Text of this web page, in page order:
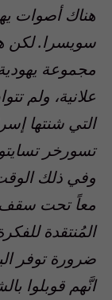
هناك أصوات
سويسرا. لكن
مجموعة
علانية، ولم
التي شنتها
تسورخر
وفي ذلك
معاً تحت سقف
المُنتقدة
ضرورة توفر
انَّهم قوبلوا